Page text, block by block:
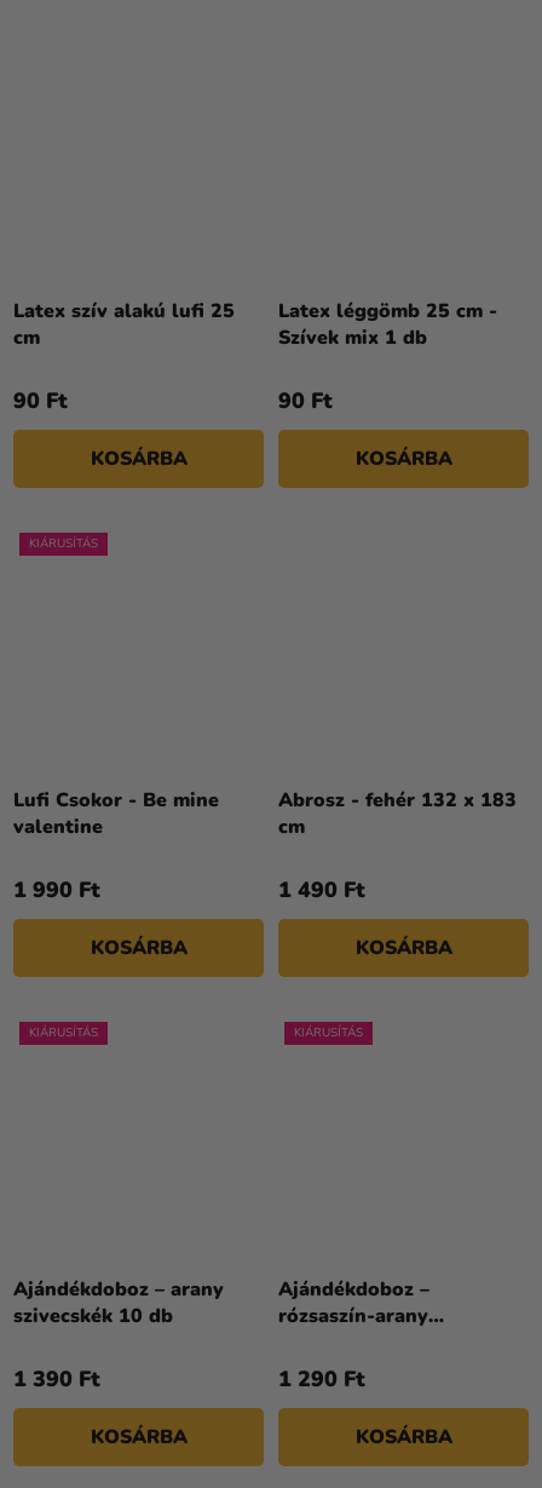
Latex szív alakú lufi 25
cm
90 Ft
KOSÁRBA
Latex léggömb 25 cm -
Szívek mix 1 db
90 Ft
KOSÁRBA
KIÁRUSÍTÁS
Lufi Csokor - Be mine
valentine
1 990 Ft
KOSÁRBA
Abrosz - fehér 132 x 183
cm
1 490 Ft
KOSÁRBA
KIÁRUSÍTÁS
Ajándékdoboz – arany
szivecskék 10 db
1 390 Ft
KOSÁRBA
KIÁRUSÍTÁS
Ajándékdoboz –
rózsaszín-arany
1 290 Ft
KOSÁRBA